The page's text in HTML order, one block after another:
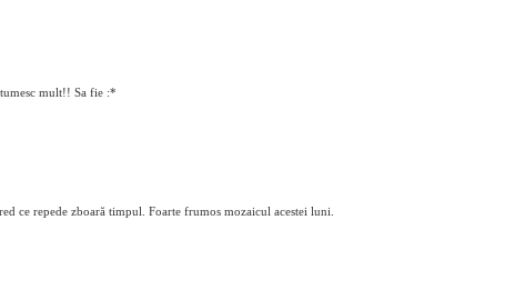
mult!! Sa fie :*
ce repede zboară timpul. Foarte frumos mozaicul acestei luni.